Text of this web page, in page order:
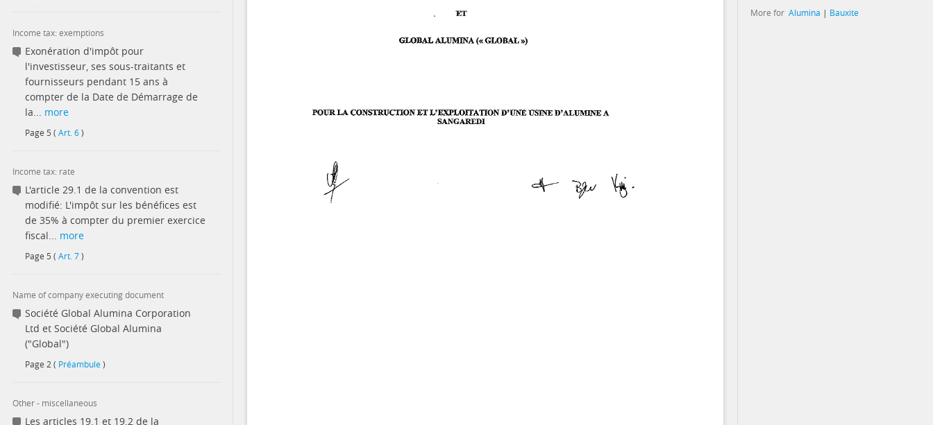
Income tax: exemptions
Exonération d'impôt pour
l'investisseur, ses sous-traitants et
fournisseurs pendant 15 ans à
compter de la Date de Démarrage de
la... more
Page 5 ( Art. 6)
Income tax: rate
L'article 29.1 de la convention est
modifié: L'impôt sur les bénéfices est
de 35% à compter du premier exercice
fiscal... more
Page 5 ( Art. 7)
Name of company executing document
Société Global Alumina Corporation
Ltd et Société Global Alumina
("Global")
Page 2 ( Préambule)
Other - miscellaneous
Les articles 19.1 et 19.2 de la
More for Alumina | Bauxite